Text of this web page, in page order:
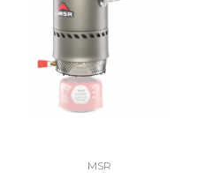
MSR